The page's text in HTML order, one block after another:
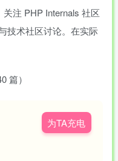
注 PHP Internals 社区
技术社区讨论。在实际
篇）
为TA充电